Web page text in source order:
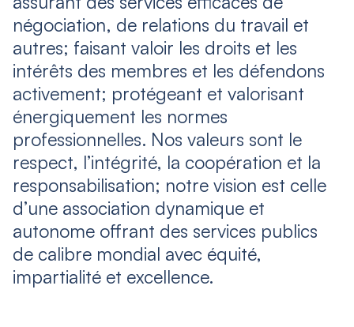
négociation, de relations du travail et
autres; faisant valoir les droits et les
intérêts des membres et les défendons
activement; protégeant et valorisant
énergiquement les normes
professionnelles. Nos valeurs sont le
respect, l’intégrité, la coopération et la
responsabilisation; notre vision est celle
d’une association dynamique et
autonome offrant des services publics
de calibre mondial avec équité,
impartialité et excellence.